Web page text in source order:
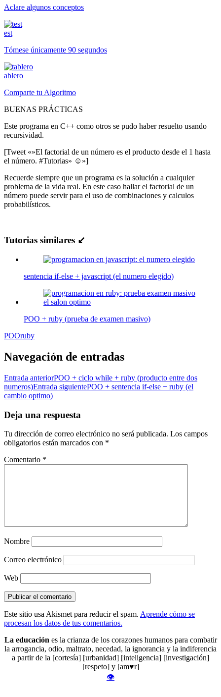
Aclare algunos conceptos
est
Tómese únicamente 90 segundos
ablero
Comparte tu Algoritmo
BUENAS PRÁCTICAS
Este programa en C++ como otros se pudo haber resuelto usando
recursividad.
[Tweet «»El factorial de un número es el producto desde el 1 hasta
el número. #Tutorias» ☺»]
Recuerde siempre que un programa es la solución a cualquier
problema de la vida real. En este caso hallar el factorial de un
número puede servir para el uso de combinaciones y calculos
probabilísticos.
Tutorias similares ↙
sentencia if-else + javascript (el numero elegido)
POO + ruby (prueba de examen masivo)
POOruby
Navegación de entradas
Entrada anteriorPOO + ciclo while + ruby (producto entre dos
numeros)Entrada siguientePOO + sentencia if-else + ruby (el
cambio optimo)
Deja una respuesta
Tu dirección de correo electrónico no será publicada. Los campos
obligatorios están marcados con *
Comentario *
Nombre
Correo electrónico
Web
Este sitio usa Akismet para reducir el spam. Aprende cómo se
procesan los datos de tus comentarios.
La educaciónes la crianza de los corazones humanos para combatir
la arrogancia, odio, maltrato, necedad, la ignorancia y la indiferencia
a partir de la [cortesía] [urbanidad] [inteligencia] [investigación]
[respeto] y [am♥r]
👁